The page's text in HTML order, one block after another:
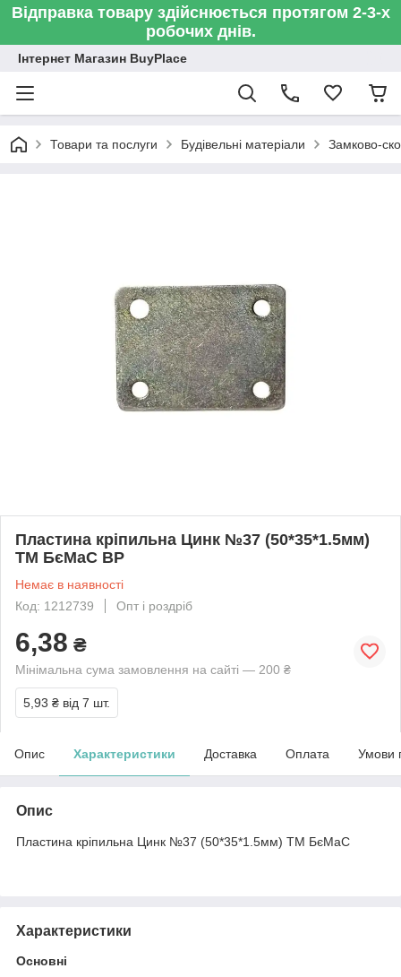
Відправка товару здійснюється протягом 2-3-х
робочих днів.
Інтернет Магазин BuyPlace
Товари та послуги Будівельні матеріали Замково-
Пластина кріпильна Цинк №37 (50*35*1.5мм)
ТМ БєМаС BP
Немає в наявності
Код: 1212739
Опт і роздріб
6,38 ₴
Мінімальна сума замовлення на сайті — 200 ₴
5,93 ₴ від 7 шт.
Опис Характеристики Доставка Оплата Умови
Опис
Пластина кріпильна Цинк №37 (50*35*1.5мм) ТМ БєМаС
Характеристики
Основні